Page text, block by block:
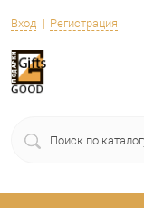
Вход Регистрация